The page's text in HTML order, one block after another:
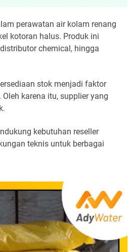
perawatan air kolam renang
kotoran halus. Produk ini
chemical, hingga
stok menjadi faktor
karena itu, supplier yang
kebutuhan reseller
teknis untuk berbagai